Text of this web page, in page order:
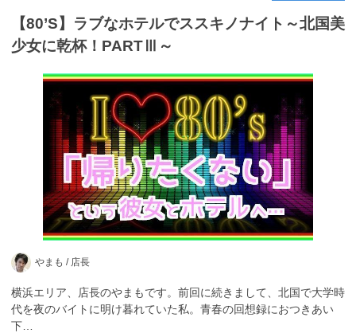
【80’S】ラブなホテルでススキノナイト～北国美
少女に乾杯！PARTⅢ～
やまも / 店長
横浜エリア、店長のやまもです。前回に続きまして、北国で大学時
代を夜のバイトに明け暮れていた私。青春の回想録におつきあい
下…